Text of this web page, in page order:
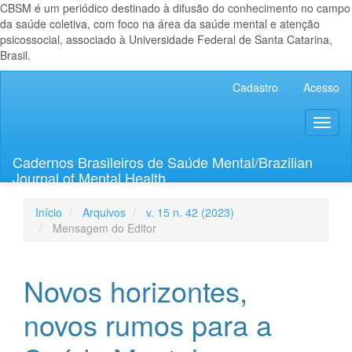
CBSM é um periódico destinado à difusão do conhecimento no campo
da saúde coletiva, com foco na área da saúde mental e atenção
psicossocial, associado à Universidade Federal de Santa Catarina,
Brasil.
Lateral
Cadastro Acesso
Cadernos Brasileiros de Saúde Mental/Brazilian
Journal of Mental Health
Início Arquivos
v. 15 n. 42 (2023)
Mensagem do Editor
Novos horizontes,
novos rumos para a